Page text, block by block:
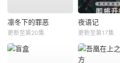
凛冬下的罪恶
更新至第20集
夜语记
更新至第17集